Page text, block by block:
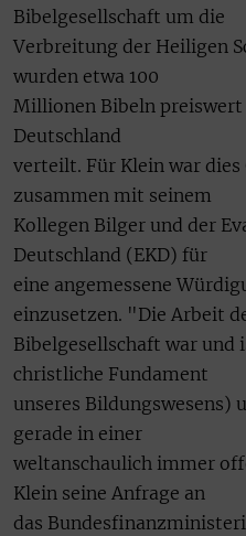
Bibelgesellschaft um die
Verbreitung der Heiligen
wurden etwa 100
Millionen Bibeln
Deutschland
verteilt. Für Klein war dies
zusammen mit seinem
Kollegen Bilger und der
Deutschland (EKD) für
eine angemessene
einzusetzen. "Die Arbeit
Bibelgesellschaft war und
christliche Fundament
unseres Bildungswesens)
gerade in einer
weltanschaulich immer
Klein seine Anfrage an
das